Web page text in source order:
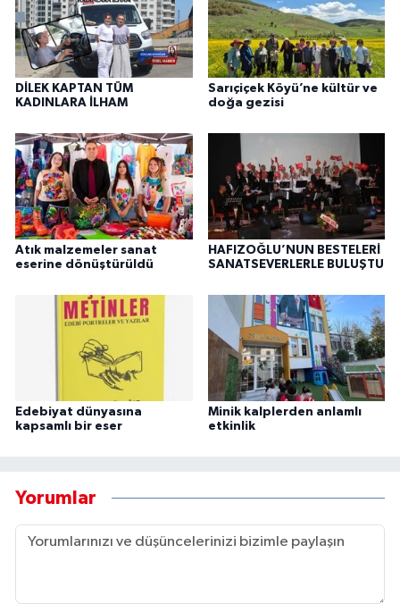
DİLEK KAPTAN TÜM
KADINLARA İLHAM
Sarıçiçek Köyü’ne kültür ve
doğa gezisi
Atık malzemeler sanat
eserine dönüştürüldü
HAFIZOĞLU’NUN BESTELERİ
SANATSEVERLERLE BULUŞTU
Edebiyat dünyasına
kapsamlı bir eser
Minik kalplerden anlamlı
etkinlik
Yorumlar